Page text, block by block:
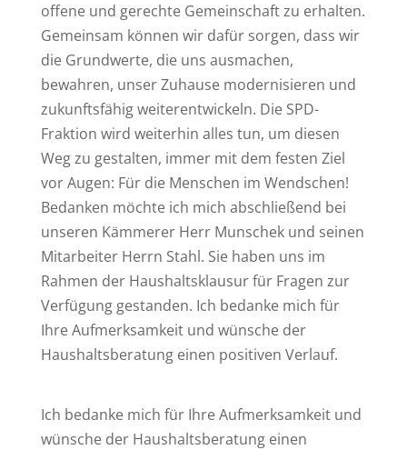
offene und gerechte Gemeinschaft zu erhalten.
Gemeinsam können wir dafür sorgen, dass wir
die Grundwerte, die uns ausmachen,
bewahren, unser Zuhause modernisieren und
zukunftsfähig weiterentwickeln. Die SPD-
Fraktion wird weiterhin alles tun, um diesen
Weg zu gestalten, immer mit dem festen Ziel
vor Augen: Für die Menschen im Wendschen!
Bedanken möchte ich mich abschließend bei
unseren Kämmerer Herr Munschek und seinen
Mitarbeiter Herrn Stahl. Sie haben uns im
Rahmen der Haushaltsklausur für Fragen zur
Verfügung gestanden. Ich bedanke mich für
Ihre Aufmerksamkeit und wünsche der
Haushaltsberatung einen positiven Verlauf.
Ich bedanke mich für Ihre Aufmerksamkeit und
wünsche der Haushaltsberatung einen